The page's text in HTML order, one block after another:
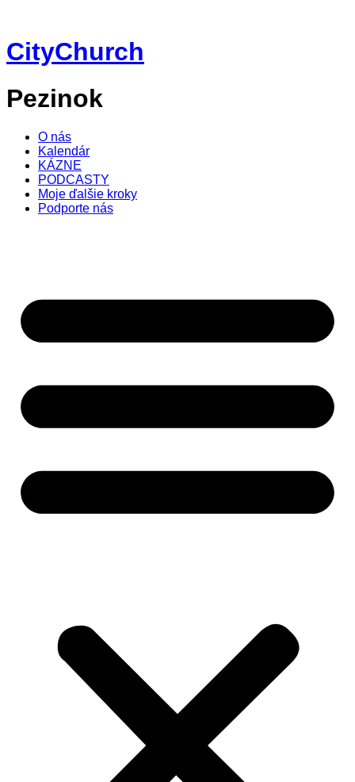
obsah
CityChurch
Pezinok
O nás
Kalendár
KÁZNE
PODCASTY
Moje ďalšie kroky
Podporte nás